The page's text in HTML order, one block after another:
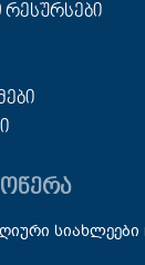
სიახლეები